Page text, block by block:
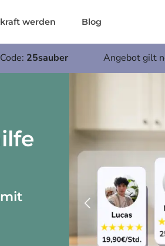
werden Blog
25sauber Angebot gilt